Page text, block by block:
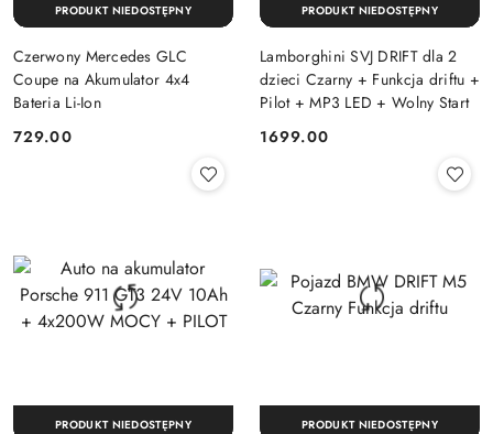
Czerwony Mercedes GLC
Coupe na Akumulator 4x4
Bateria Li-Ion
Cena:
729.00
PRODUKT NIEDOSTĘPNY
Lamborghini SVJ DRIFT dla 2
dzieci Czarny + Funkcja driftu +
Pilot + MP3 LED + Wolny Start
Cena:
1699.00
PRODUKT NIEDOSTĘPNY
PRODUKT NIEDOSTĘPNY PRODUKT NIEDOSTĘPNY